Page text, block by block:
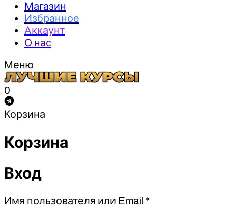
Магазин
Избранное
Аккаунт
О нас
Меню
0
Корзина
Корзина
Вход
Имя пользователя или Email *Обязательно